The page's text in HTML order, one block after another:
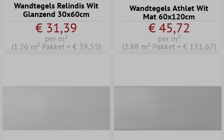
Wandtegels Relindis Wit
Glanzend 30x60cm
€ 31,39
per m²
(1.26 m² Pakket = € 39,55)
Wandtegels Athlet Wit
Mat 60x120cm
€ 45,72
per m²
(2.88 m² Pakket = € 131,67)